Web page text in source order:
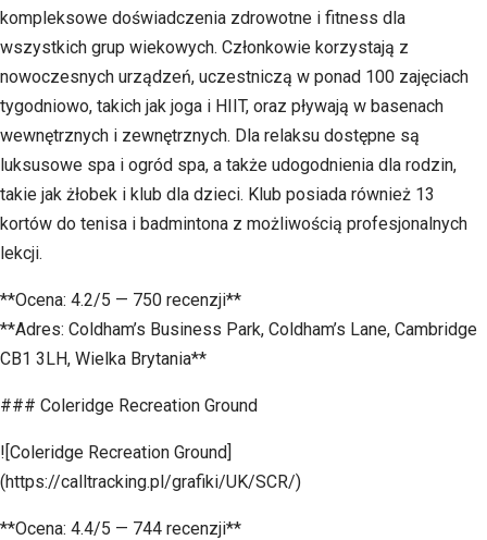
kompleksowe doświadczenia zdrowotne i fitness dla
wszystkich grup wiekowych. Członkowie korzystają z
nowoczesnych urządzeń, uczestniczą w ponad 100 zajęciach
tygodniowo, takich jak joga i HIIT, oraz pływają w basenach
wewnętrznych i zewnętrznych. Dla relaksu dostępne są
luksusowe spa i ogród spa, a także udogodnienia dla rodzin,
takie jak żłobek i klub dla dzieci. Klub posiada również 13
kortów do tenisa i badmintona z możliwością profesjonalnych
lekcji.
**Ocena: 4.2/5 — 750 recenzji**
**Adres: Coldham’s Business Park, Coldham’s Lane, Cambridge
CB1 3LH, Wielka Brytania**
### Coleridge Recreation Ground
![Coleridge Recreation Ground]
(https://calltracking.pl/grafiki/UK/SCR/)
**Ocena: 4.4/5 — 744 recenzji**